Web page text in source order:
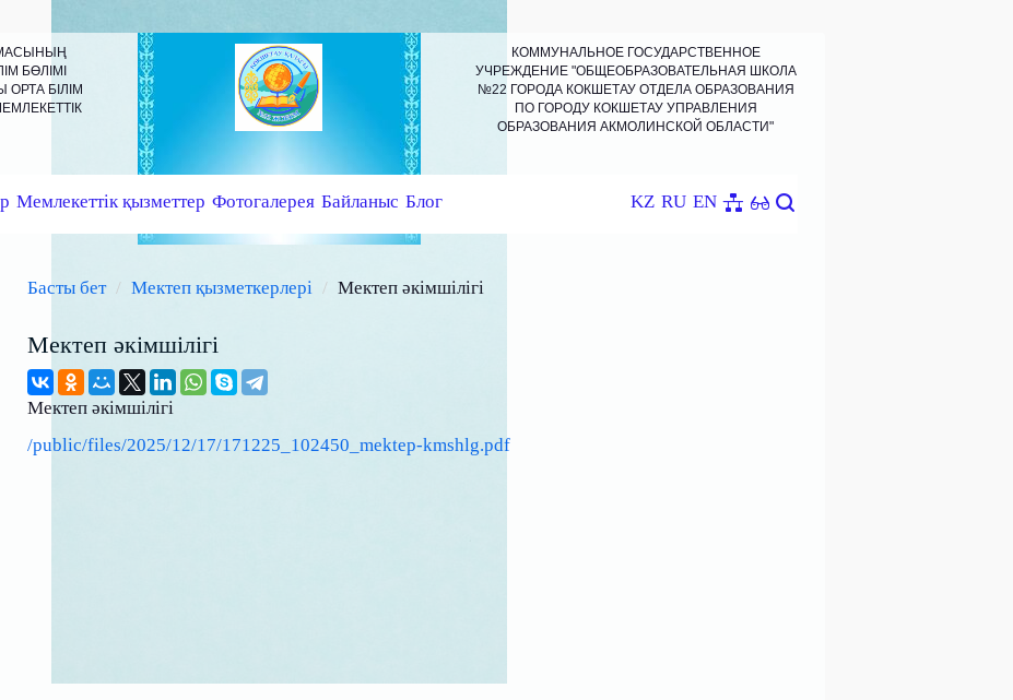
БӨЛІМІ
БІЛІМ
КОММУНАЛЬНОЕ ГОСУДАРСТВЕННОЕ
УЧРЕЖДЕНИЕ "ОБЩЕОБРАЗОВАТЕЛЬНАЯ ШКОЛА
№22 ГОРОДА КОКШЕТАУ ОТДЕЛА ОБРАЗОВАНИЯ
ПО ГОРОДУ КОКШЕТАУ УПРАВЛЕНИЯ
ОБРАЗОВАНИЯ АКМОЛИНСКОЙ ОБЛАСТИ"
Мемлекеттік қызметтер Фотогалерея Байланыс Блог EN
RU
KZ
Басты бет Мектеп қызметкерлері Мектеп әкімшілігі
Мектеп әкімшілігі
Мектеп әкімшілігі
/public/files/2025/12/17/171225_102450_mektep-kmshlg.pdf